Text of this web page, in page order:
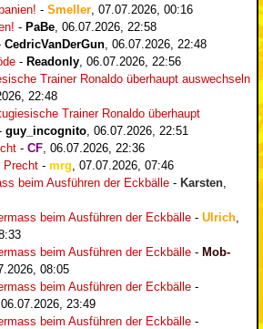
- Smeller 07.07.2026, 00:16
- PaBe 06.07.2026, 22:58
CedricVanDerGun 06.07.2026, 22:48
- Readonly 06.07.2026, 22:56
Trainer Ronaldo überhaupt auswechseln
22:48
Trainer Ronaldo überhaupt
guy_incognito 06.07.2026, 22:51
- CF 06.07.2026, 22:36
Precht - mrg 07.07.2026, 07:46
beim Ausführen der Eckbälle - Karsten
beim Ausführen der Eckbälle - Ulrich
beim Ausführen der Eckbälle - Mob-
08:05
beim Ausführen der Eckbälle -
06.07.2026, 23:49
beim Ausführen der Eckbälle -